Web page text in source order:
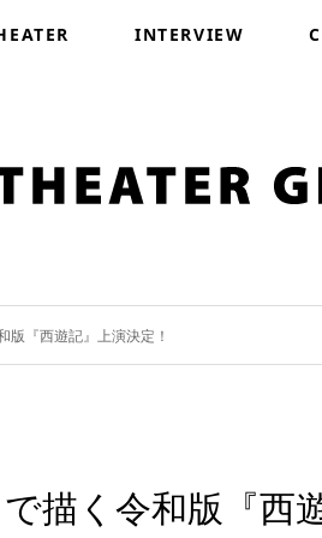
INTERVIEW
版『西遊記』上演決定！
描く令和版『西